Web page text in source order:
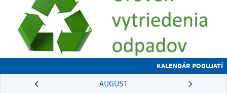
KALENDÁR PODUJATÍ
AUGUST